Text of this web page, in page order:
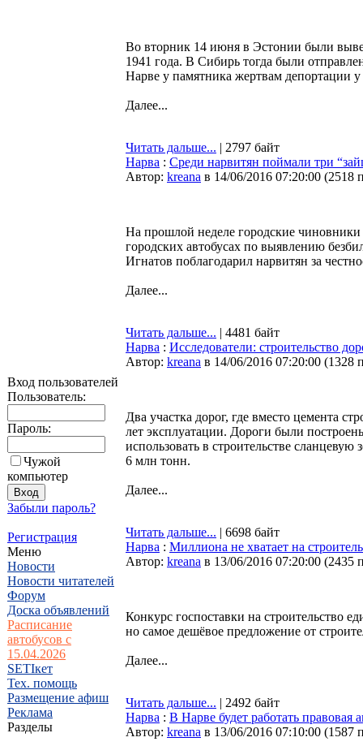
Вход пользователей
Пользователь:
Пароль:
Чужой
компьютер
Забыли пароль?
Регистрация
Меню
Новости
Новости читателей
Форум
Доска объявлений
Расписание
автобусов с
15.04.2026
SETIкет
Тех. помощь
Размещение афиш
Реклама
Разделы
Во вторник 14 июня в Эстонии были
1941 года. В Сибирь тогда были
Нарве у памятника жертвам депортации
Далее...
Читать дальше... | 2797 байт
Нарва : Среди нарвитян поймали три
Автор: kreana в 14/06/2016 07:20:00 (2518
На прошлой неделе городские
городских автобусах по выявлению
Игнатов поблагодарил нарвитян за
Далее...
Читать дальше... | 4481 байт
Нарва : Исследователи: строительство
Автор: kreana в 14/06/2016 07:20:00 (1328
Два участка дорог, где вместо цемента
лет эксплуатации. Дороги были
использовать в строительстве сланцевую
6 млн тонн.
Далее...
Читать дальше... | 6698 байт
Нарва : Миллиона не хватает на
Автор: kreana в 13/06/2016 07:20:00 (2435
Конкурс госпоставки на строительство
но самое дешёвое предложение от
Далее...
Читать дальше... | 2492 байт
Нарва : В Нарве будет работать правовая
Автор: kreana в 13/06/2016 07:10:00 (1587